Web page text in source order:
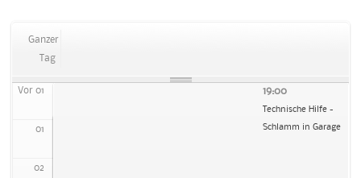
Ganzer
Tag
Vor 01
01
02
19:00
Technische Hilfe -
Schlamm in Garage